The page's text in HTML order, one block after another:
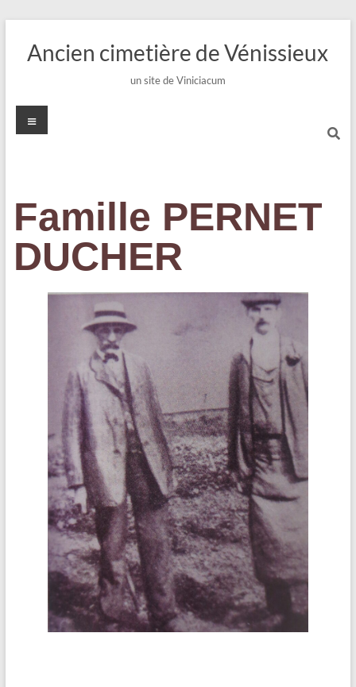
Ancien cimetière de Vénissieux
un site de Viniciacum
Famille PERNET
DUCHER